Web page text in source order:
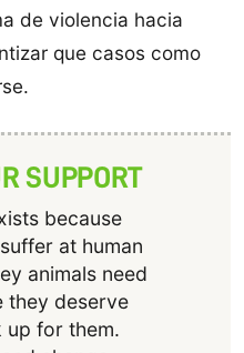
de violencia hacia
que casos como
SUPPORT
because
at human
animals need
they deserve
up for them.